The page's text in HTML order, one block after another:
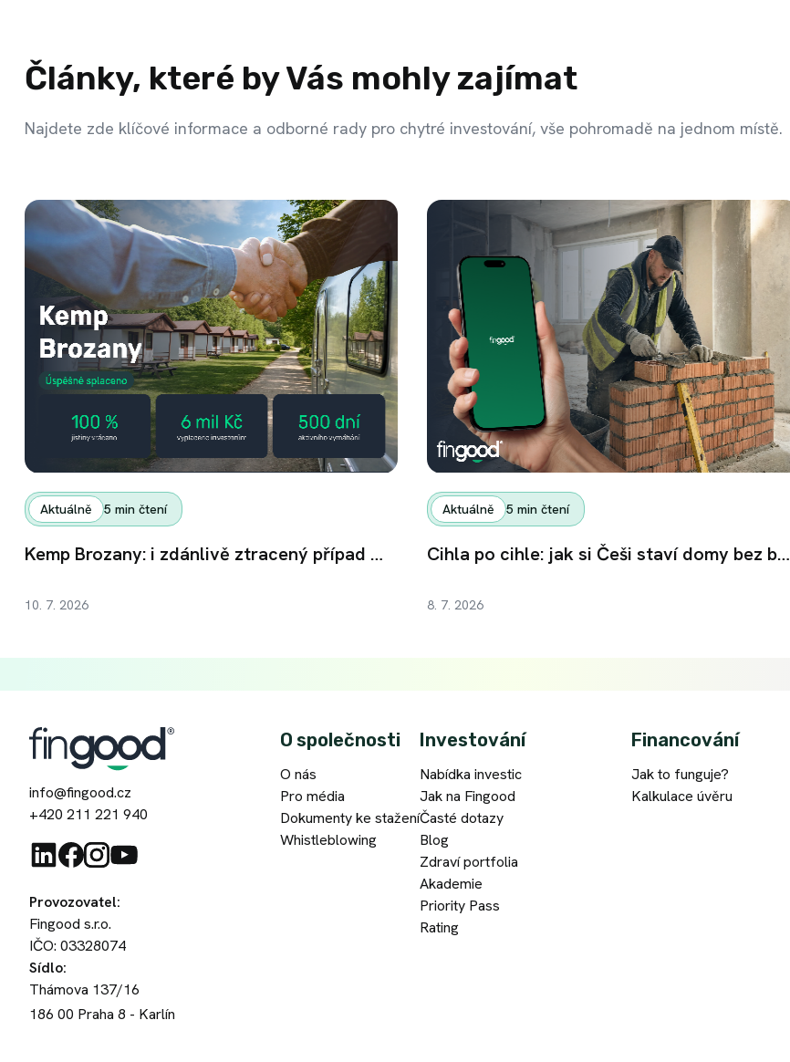
Články, které by Vás mohly zajímat
Najdete zde klíčové informace a odborné rady pro chytré investování, vše pohromadě na jednom místě.
Aktuálně 5 min čtení
Kemp Brozany: i zdánlivě ztracený případ může skončit úspěchem
10. 7. 2026
Aktuálně 5 min čtení
Cihla po cihle: jak si Češi staví domy bez bank
8. 7. 2026
info@fingood.cz
+420 211 221 940
Provozovatel:
Fingood s.r.o.
IČO: 03328074
Sídlo:
Thámova 137/16
186 00 Praha 8 - Karlín
O společnosti
O nás
Pro média
Dokumenty ke stažení
Whistleblowing
Investování
Nabídka investic
Jak na Fingood
Časté dotazy
Blog
Zdraví portfolia
Akademie
Priority Pass
Rating
Financování
Jak to funguje?
Kalkulace úvěru